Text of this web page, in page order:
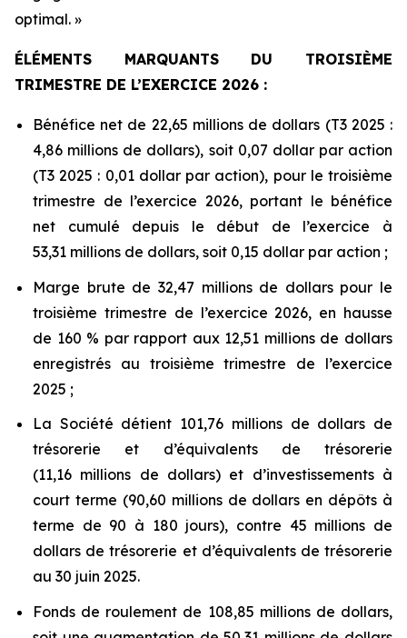
optimal. »
ÉLÉMENTS MARQUANTS DU TROISIÈME
TRIMESTRE DE L’EXERCICE 2026 :
Bénéfice net de 22,65 millions de dollars (T3 2025 :
4,86 millions de dollars), soit 0,07 dollar par action
(T3 2025 : 0,01 dollar par action), pour le troisième
trimestre de l’exercice 2026, portant le bénéfice
net cumulé depuis le début de l’exercice à
53,31 millions de dollars, soit 0,15 dollar par action ;
Marge brute de 32,47 millions de dollars pour le
troisième trimestre de l’exercice 2026, en hausse
de 160 % par rapport aux 12,51 millions de dollars
enregistrés au troisième trimestre de l’exercice
2025 ;
La Société détient 101,76 millions de dollars de
trésorerie et d’équivalents de trésorerie
(11,16 millions de dollars) et d’investissements à
court terme (90,60 millions de dollars en dépôts à
terme de 90 à 180 jours), contre 45 millions de
dollars de trésorerie et d’équivalents de trésorerie
au 30 juin 2025.
Fonds de roulement de 108,85 millions de dollars,